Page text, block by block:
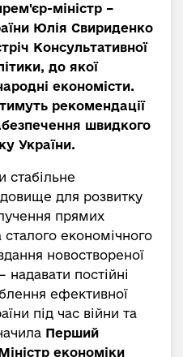
міністр –
Юлія Свириденко
Консультативної
до якої
економісти.
рекомендації
швидкого
України.
стабільне
для розвитку
прямих
сталого економічного
новоствореної
постійні
ефективної
під час війни та
Перший
економіки